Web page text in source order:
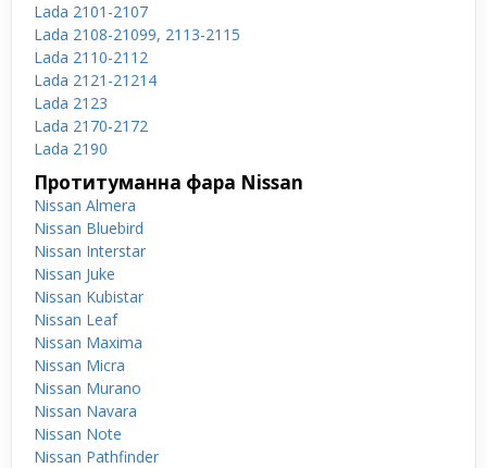
Lada 2101-2107
Lada 2108-21099, 2113-2115
Lada 2110-2112
Lada 2121-21214
Lada 2123
Lada 2170-2172
Lada 2190
Протитуманна фара Nissan
Nissan Almera
Nissan Bluebird
Nissan Interstar
Nissan Juke
Nissan Kubistar
Nissan Leaf
Nissan Maxima
Nissan Micra
Nissan Murano
Nissan Navara
Nissan Note
Nissan Pathfinder